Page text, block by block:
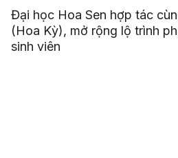
Đại học Hoa Sen hợp tác
(Hoa Kỳ), mở rộng lộ trình
sinh viên